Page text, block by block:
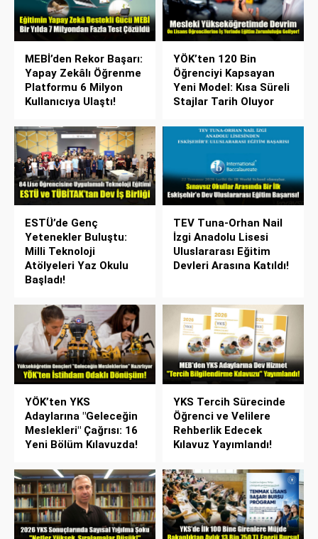
MEBİ’den Rekor Başarı:
Yapay Zekâlı Öğrenme
Platformu 6 Milyon
Kullanıcıya Ulaştı!
YÖK’ten 120 Bin
Öğrenciyi Kapsayan
Yeni Model: Kısa Süreli
Stajlar Tarih Oluyor
ESTÜ’de Genç
Yetenekler Buluştu:
Milli Teknoloji
Atölyeleri Yaz Okulu
Başladı!
TEV Tuna-Orhan Nail
İzgi Anadolu Lisesi
Uluslararası Eğitim
Devleri Arasına Katıldı!
YÖK’ten YKS
Adaylarına "Geleceğin
Meslekleri" Çağrısı: 16
Yeni Bölüm Kılavuzda!
YKS Tercih Sürecinde
Öğrenci ve Velilere
Rehberlik Edecek
Kılavuz Yayımlandı!